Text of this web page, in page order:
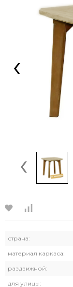
‹
‹
страна:
материал каркаса:
раздвижной:
для улицы: